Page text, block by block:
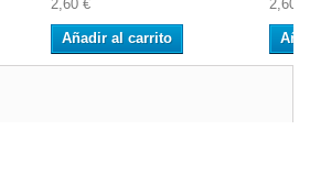
2,60 €
Añadir al carrito
2,60 €